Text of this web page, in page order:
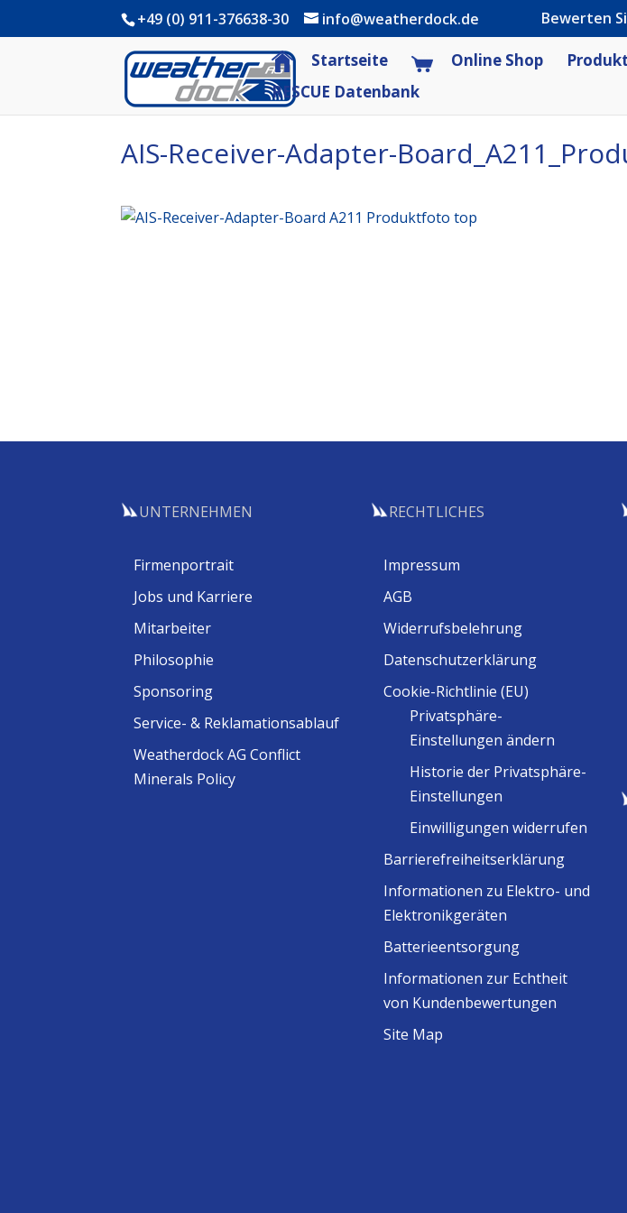
+49 (0) 911-376638-30 info@weatherdock.de Bewerten
Startseite Online Shop
RESCUE Datenbank
AIS-Receiver-Adapter-
UNTERNEHMEN
Firmenportrait
Jobs und Karriere
Mitarbeiter
Philosophie
Sponsoring
Service- & Reklamationsablauf
Weatherdock AG Conflict
Minerals Policy
RECHTLICHES
Impressum
AGB
Widerrufsbelehrung
Datenschutzerklärung
Cookie-Richtlinie (EU)
Privatsphäre-
Einstellungen ändern
Historie der Privatsphäre-
Einstellungen
Einwilligungen widerrufen
Barrierefreiheitserklärung
Informationen zu Elektro- und
Elektronikgeräten
Batterieentsorgung
Informationen zur Echtheit
von Kundenbewertungen
Site Map